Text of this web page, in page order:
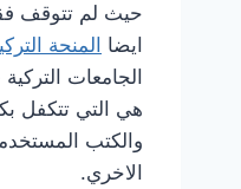
حيث لم تتوقف
ايضا
المنحة
الجامعات
هي التي تتكفل
والكتب
الاخري.